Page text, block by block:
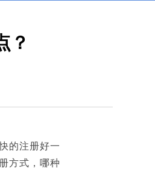
？
的注册好一
方式，哪种